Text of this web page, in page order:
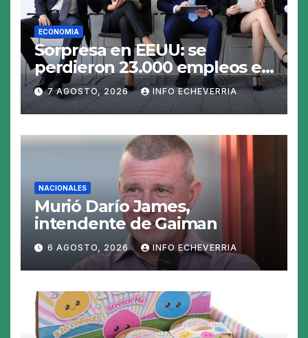
ECONOMIA
Sorpresa en EEUU: se
perdieron 23.000 empleos en
julio y el mercado recalcula
las perspectivas para las
tasas
7 AGOSTO, 2026 INFO ECHEVERRIA
NACIONALES
Murió Darío James,
intendente de Gaiman
6 AGOSTO, 2026 INFO ECHEVERRIA